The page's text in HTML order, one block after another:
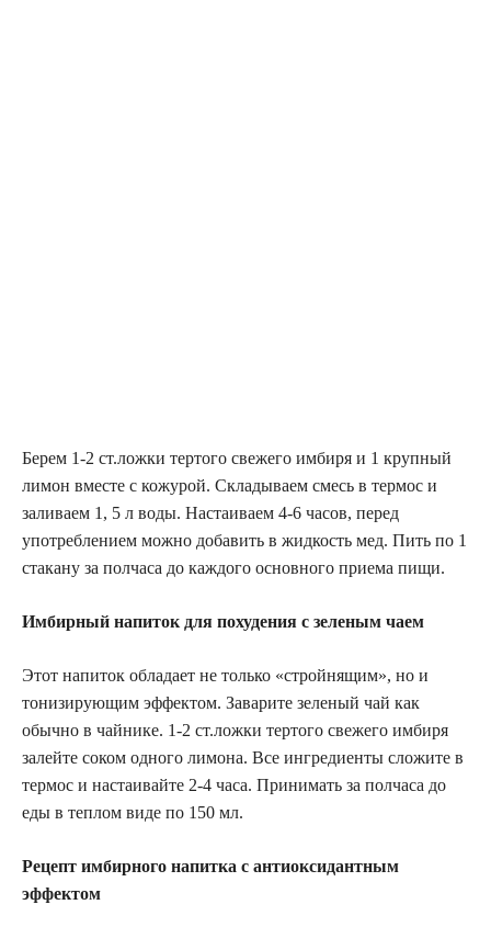
Берем 1-2 ст.ложки тертого свежего имбиря и 1 крупный
лимон вместе с кожурой. Складываем смесь в термос и
заливаем 1, 5 л воды. Настаиваем 4-6 часов, перед
употреблением можно добавить в жидкость мед. Пить по 1
стакану за полчаса до каждого основного приема пищи.
Имбирный напиток для похудения с зеленым чаем
Этот напиток обладает не только «стройнящим», но и
тонизирующим эффектом. Заварите зеленый чай как
обычно в чайнике. 1-2 ст.ложки тертого свежего имбиря
залейте соком одного лимона. Все ингредиенты сложите в
термос и настаивайте 2-4 часа. Принимать за полчаса до
еды в теплом виде по 150 мл.
Рецепт имбирного напитка с антиоксидантным
эффектом